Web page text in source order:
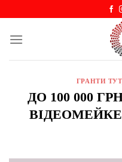
content
ГРАНТИ ТУТ
ДО 100 000